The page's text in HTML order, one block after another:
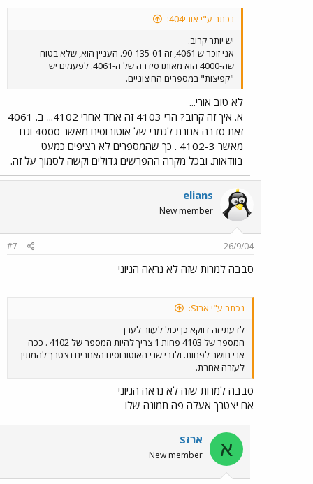
נכתב ע"י אורי404:
יש יותר קרוב.
אני זוכר ש 4061, זה 90-135-01. העניין הוא, שלא בטוח
שה-4000 הוא מאותו סידרה של ה-4061. לפעמים יש
"קפיצות" במספרים החיצוניים.
לא טוב אורי...
א. איך זה קרוב? הרי 4103 זה אחד אחרי 4102... ב. 4061
זאת סדרה אחרת לגמרי של אוטובוסים מאשר 4000 וגם
מאשר 4102-3 . כך שהמספרים לא רציפים כמעט
בוודאות. ובכל מקרה ההפרשים גדולים וקשה לסמוך על זה.
elians
New member
26/9/04
#7
סבבה למרות שזה לא נראה הגיוני
נכתב ע"י ארזS:
לדעתי זה דווקא כן יכול לעזור לערן
המספר של 4103 פחות 1 צריך להיות המספר של 4102 . ככה
אני חושב לפחות. ולגבי שני האוטובוסים האחרים נצטרך להמתין
לעזרה אחרת.
סבבה למרות שזה לא נראה הגיוני
אם יצטרך אעלה פה תמונה שלו
א ארזS
New member